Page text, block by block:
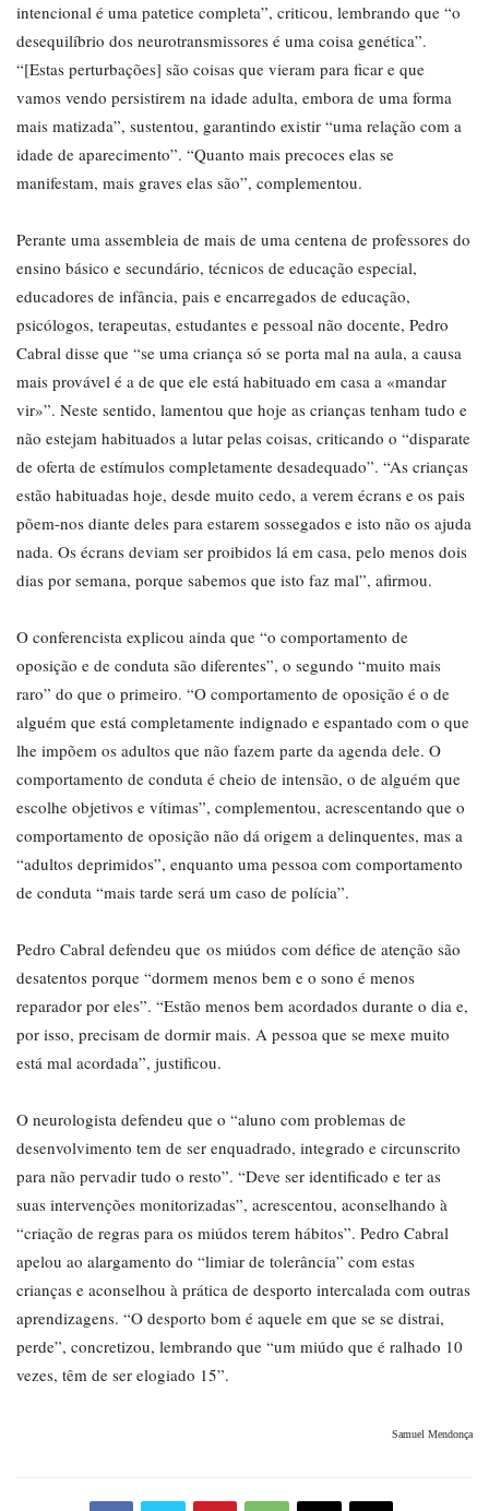
intencional é uma patetice completa”, criticou, lembrando que “o
desequilíbrio dos neurotransmissores é uma coisa genética”.
“[Estas perturbações] são coisas que vieram para ficar e que
vamos vendo persistirem na idade adulta, embora de uma forma
mais matizada”, sustentou, garantindo existir “uma relação com a
idade de aparecimento”. “Quanto mais precoces elas se
manifestam, mais graves elas são”, complementou.
Perante uma assembleia de mais de uma centena de professores do
ensino básico e secundário, técnicos de educação especial,
educadores de infância, pais e encarregados de educação,
psicólogos, terapeutas, estudantes e pessoal não docente, Pedro
Cabral disse que “se uma criança só se porta mal na aula, a causa
mais provável é a de que ele está habituado em casa a «mandar
vir»”. Neste sentido, lamentou que hoje as crianças tenham tudo e
não estejam habituados a lutar pelas coisas, criticando o “disparate
de oferta de estímulos completamente desadequado”. “As crianças
estão habituadas hoje, desde muito cedo, a verem écrans e os pais
põem-nos diante deles para estarem sossegados e isto não os ajuda
nada. Os écrans deviam ser proibidos lá em casa, pelo menos dois
dias por semana, porque sabemos que isto faz mal”, afirmou.
O conferencista explicou ainda que “o comportamento de
oposição e de conduta são diferentes”, o segundo “muito mais
raro” do que o primeiro. “O comportamento de oposição é o de
alguém que está completamente indignado e espantado com o que
lhe impõem os adultos que não fazem parte da agenda dele. O
comportamento de conduta é cheio de intensão, o de alguém que
escolhe objetivos e vítimas”, complementou, acrescentando que o
comportamento de oposição não dá origem a delinquentes, mas a
“adultos deprimidos”, enquanto uma pessoa com comportamento
de conduta “mais tarde será um caso de polícia”.
Pedro Cabral defendeu que os miúdos com défice de atenção são
desatentos porque “dormem menos bem e o sono é menos
reparador por eles”. “Estão menos bem acordados durante o dia e,
por isso, precisam de dormir mais. A pessoa que se mexe muito
está mal acordada”, justificou.
O neurologista defendeu que o “aluno com problemas de
desenvolvimento tem de ser enquadrado, integrado e circunscrito
para não pervadir tudo o resto”. “Deve ser identificado e ter as
suas intervenções monitorizadas”, acrescentou, aconselhando à
“criação de regras para os miúdos terem hábitos”. Pedro Cabral
apelou ao alargamento do “limiar de tolerância” com estas
crianças e aconselhou à prática de desporto intercalada com outras
aprendizagens. “O desporto bom é aquele em que se se distrai,
perde”, concretizou, lembrando que “um miúdo que é ralhado 10
vezes, têm de ser elogiado 15”.
Samuel Mendonça